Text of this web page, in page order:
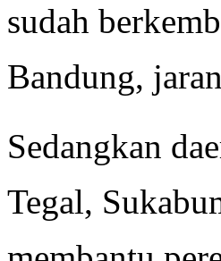
sudah
Bandung,
Sedangkan
Tegal,